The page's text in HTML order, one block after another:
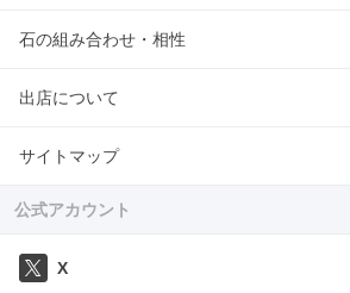
石の組み合わせ・相性
出店について
サイトマップ
公式アカウント
X